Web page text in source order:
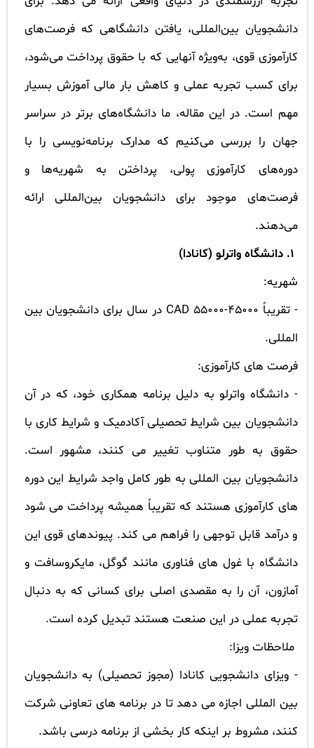
دانشجویان بین‌المللی، یافتن دانشگاهی که فرصت‌های
کارآموزی قوی، به‌ویژه آنهایی که با حقوق پرداخت می‌شود،
برای کسب تجربه عملی و کاهش بار مالی آموزش بسیار
مهم است. در این مقاله، ما دانشگاه‌های برتر در سراسر
جهان را بررسی می‌کنیم که مدارک برنامه‌نویسی را با
دوره‌های کارآموزی پولی، پرداختن به شهریه‌ها و
فرصت‌های موجود برای دانشجویان بین‌المللی ارائه
می‌دهند.
1. دانشگاه واترلو (کانادا)
شهریه:
- تقریباً 45000-55000 CAD در سال برای دانشجویان بین
المللی.
فرصت های کارآموزی:
- دانشگاه واترلو به دلیل برنامه همکاری خود، که در آن
دانشجویان بین شرایط تحصیلی آکادمیک و شرایط کاری با
حقوق به طور متناوب تغییر می کنند، مشهور است.
دانشجویان بین المللی به طور کامل واجد شرایط این دوره
های کارآموزی هستند که تقریباً همیشه پرداخت می شود
و درآمد قابل توجهی را فراهم می کند. پیوندهای قوی این
دانشگاه با غول های فناوری مانند گوگل، مایکروسافت و
آمازون، آن را به مقصدی اصلی برای کسانی که به دنبال
تجربه عملی در این صنعت هستند تبدیل کرده است.
ملاحظات ویزا:
- ویزای دانشجویی کانادا (مجوز تحصیلی) به دانشجویان
بین المللی اجازه می دهد تا در برنامه های تعاونی شرکت
کنند، مشروط بر اینکه کار بخشی از برنامه درسی باشد.